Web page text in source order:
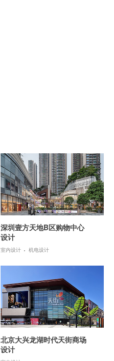
深圳壹方天地B区购物中心
设计
室内设计 机电设计
北京大兴龙湖时代天街商场
设计